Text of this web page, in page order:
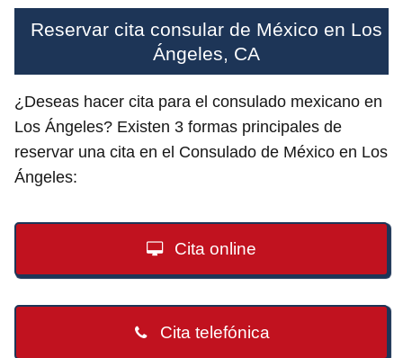
Reservar cita consular de México en Los
Ángeles, CA
¿Deseas hacer cita para el consulado mexicano en
Los Ángeles? Existen 3 formas principales de
reservar una cita en el Consulado de México en Los
Ángeles:
Cita online
Cita telefónica